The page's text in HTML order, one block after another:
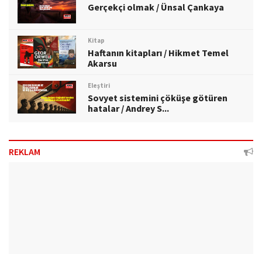
Gerçekçi olmak / Ünsal Çankaya
Kitap
Haftanın kitapları / Hikmet Temel
Akarsu
Eleştiri
Sovyet sistemini çöküşe götüren
hatalar / Andrey S...
REKLAM